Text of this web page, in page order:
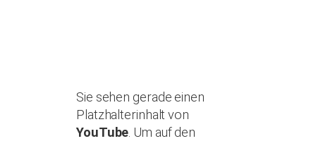
Sie sehen gerade einen
Platzhalterinhalt von
YouTube . Um auf den